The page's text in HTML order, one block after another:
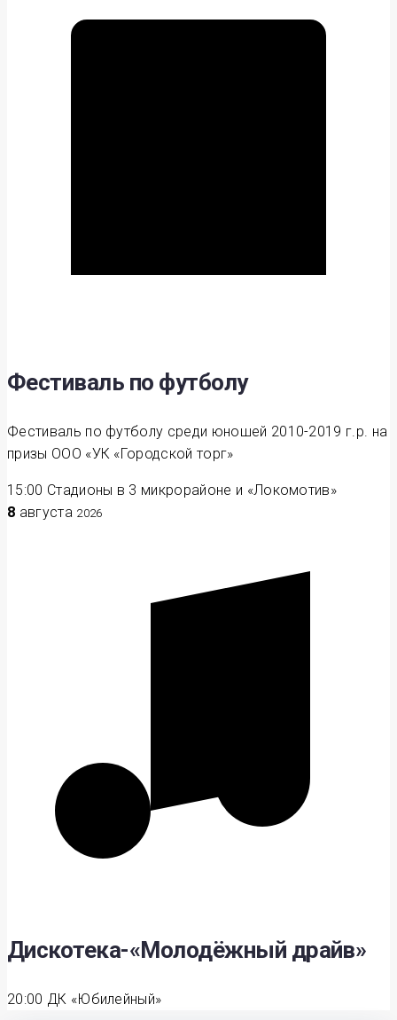
Фестиваль по футболу
Фестиваль по футболу среди юношей 2010-2019 г.р. на
призы ООО «УК «Городской торг»
15:00 Стадионы в 3 микрорайоне и «Локомотив»
8 августа 2026
Дискотека-«Молодёжный драйв»
20:00 ДК «Юбилейный»